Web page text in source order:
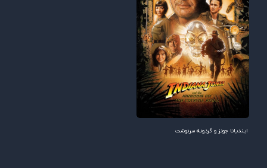
ایندیانا جونز و گردونه سرنوشت